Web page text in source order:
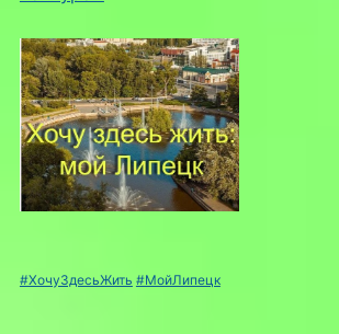
#ХочуЗдесьЖить #МойЛипецк